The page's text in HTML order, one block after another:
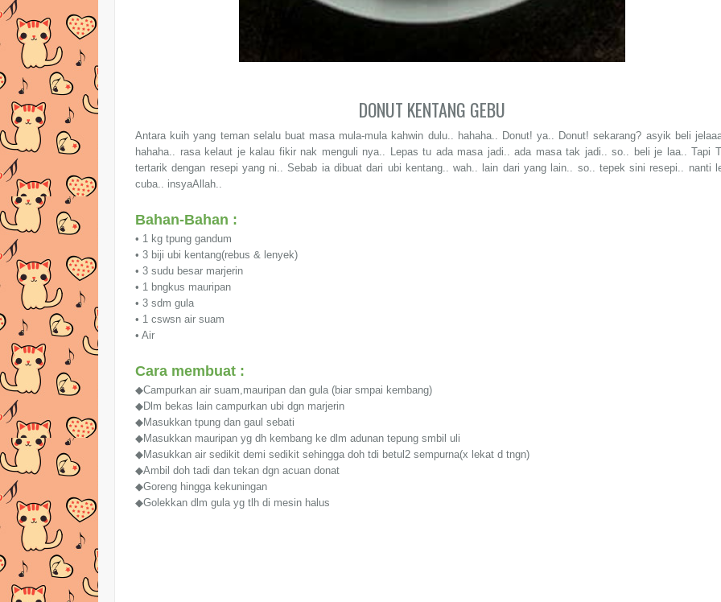
DONUT KENTANG GEBU
Antara kuih yang teman selalu buat masa mula-mula kahwin dulu.. hahaha.. Donut! ya.. Donut! sekarang? asyik beli
hahaha.. rasa kelaut je kalau fikir nak menguli nya.. Lepas tu ada masa jadi.. ada masa tak jadi.. so.. beli je laa.. Tapi
tertarik dengan resepi yang ni.. Sebab ia dibuat dari ubi kentang.. wah.. lain dari yang lain.. so.. tepek sini resepi.. nanti
cuba.. insyaAllah..
Bahan-Bahan :
• 1 kg tpung gandum
• 3 biji ubi kentang(rebus & lenyek)
• 3 sudu besar marjerin
• 1 bngkus mauripan
• 3 sdm gula
• 1 cswsn air suam
• Air
Cara membuat :
◆Campurkan air suam,mauripan dan gula (biar smpai kembang)
◆Dlm bekas lain campurkan ubi dgn marjerin
◆Masukkan tpung dan gaul sebati
◆Masukkan mauripan yg dh kembang ke dlm adunan tepung smbil uli
◆Masukkan air sedikit demi sedikit sehingga doh tdi betul2 sempurna(x lekat d tngn)
◆Ambil doh tadi dan tekan dgn acuan donat
◆Goreng hingga kekuningan
◆Golekkan dlm gula yg tlh di mesin halus